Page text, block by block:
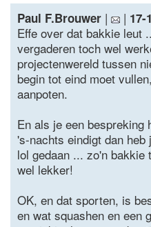
Paul F.Brouwer | | 17-
Effe over dat bakkie leut
vergaderen toch wel
projectenwereld tussen
begin tot eind moet
aanpoten.
En als je een bespreking
's-nachts eindigt dan
lol gedaan ... zo'n
wel lekker!
OK, en dat sporten, is
en wat squashen en een